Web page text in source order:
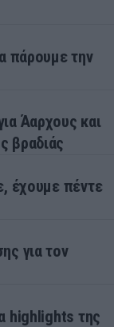
πάρουμε την
Άαρχους και
βραδιάς
έχουμε πέντε
για τον
highlights της